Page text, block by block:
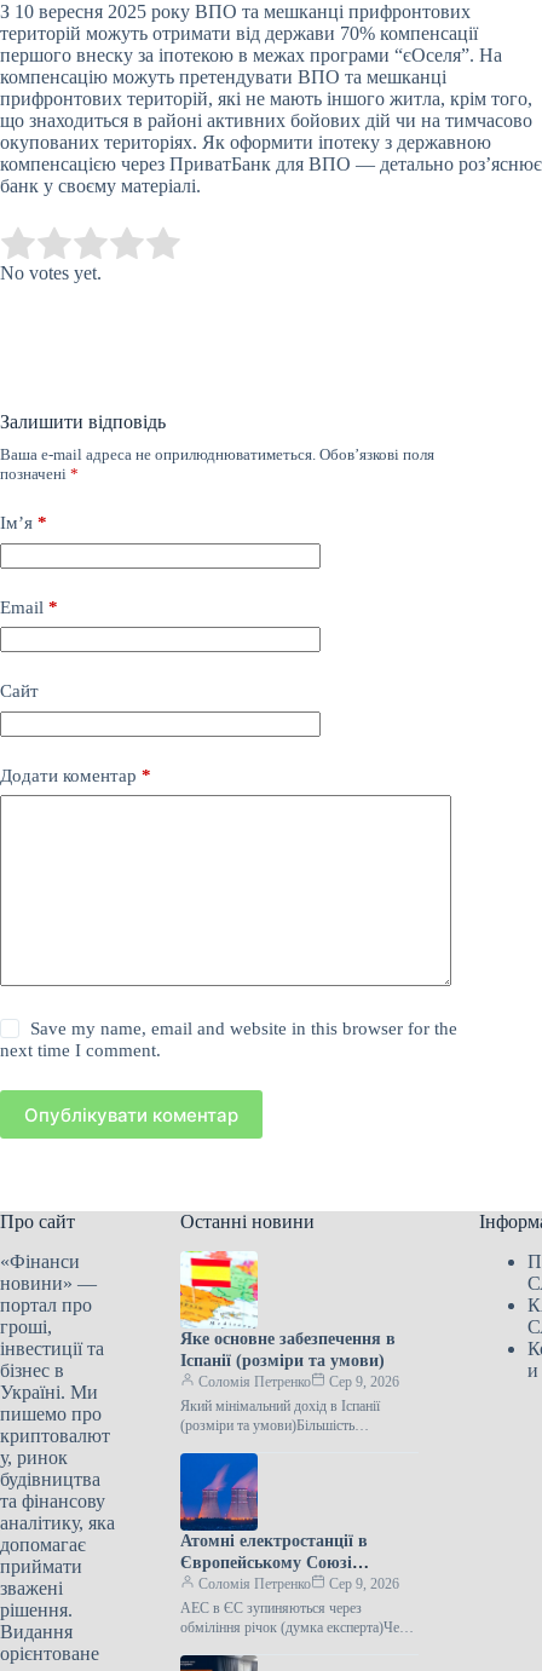
З 10 вересня 2025 року ВПО та мешканці прифронтових
територій можуть отримати від держави 70% компенсації
першого внеску за іпотекою в межах програми “єОселя”. На
компенсацію можуть претендувати ВПО та мешканці
прифронтових територій, які не мають іншого житла, крім того,
що знаходиться в районі активних бойових дій чи на тимчасово
окупованих територіях. Як оформити іпотеку з державною
компенсацією через ПриватБанк для ВПО — детально роз’яснює
банк у своєму матеріалі.
Rate this item:
No votes yet.
Залишити відповідь
Ваша e-mail адреса не оприлюднюватиметься. Обов’язкові поля
позначені *
Ім’я *
Email *
Сайт
Додати коментар *
Save my name, email and website in this browser for the
next time I comment.
Опублікувати коментар
Про сайт
«Фінанси
новини» —
портал про
гроші,
інвестиції та
бізнес в
Україні. Ми
пишемо про
криптовалют
у, ринок
будівництва
та фінансову
аналітику, яка
допомагає
приймати
зважені
рішення.
Видання
орієнтоване
Останні новини
Яке основне забезпечення в
Іспанії (розміри та умови)
Соломія Петренко
Сер 9, 2026
Який мінімальний дохід в Іспанії
(розміри та умови)Більшість
мінімального доходу (Minimum
Income Schemes). Їхньою метою є…
Атомні електростанції в
Європейському Союзі
зупиняються через низький
рівень води в річках
(експертна оцінка)
Соломія Петренко
Сер 9, 2026
АЕС в ЄС зупиняються через
обміління річок (думка експерта)Через
знизився рівень води у річках,
и